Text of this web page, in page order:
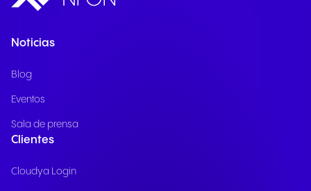
Noticias
Blog
Eventos
Sala de prensa
Clientes
Cloudya Login